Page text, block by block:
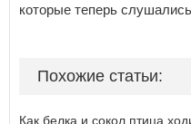
которые теперь
Похожие статьи:
Как белка и сокол птица